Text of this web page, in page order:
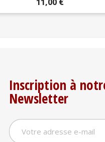
Inscription à
Newsletter